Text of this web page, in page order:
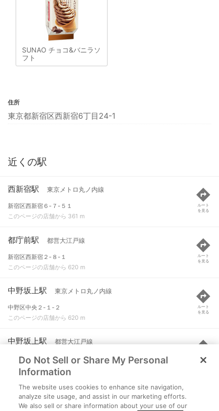
SUNAO チョコ&バニラソ
フト
住所
東京都新宿区西新宿6丁目24-1
近くの駅
西新宿駅 東京メトロ丸ノ内線
新宿区西新宿６-７-５１
このページの店舗から 361 m
ルート
を見る
都庁前駅 都営大江戸線
新宿区西新宿２-８-１
このページの店舗から 620 m
ルート
を見る
中野坂上駅 東京メトロ丸ノ内線
中野区中央２-１-２
このページの店舗から 620 m
ルート
を見る
中野坂上駅 都営大江戸線
中野区中央２-１-２
このページの店舗から 637 m
ルート
を見る
西新宿五丁目駅 都営大江戸線
新宿区西新宿５-２５-９
Do Not Sell or Share My Personal
Information
The website uses cookies to enhance site navigation,
analyze site usage, and assist in our marketing efforts.
We also sell or share information about your use of our